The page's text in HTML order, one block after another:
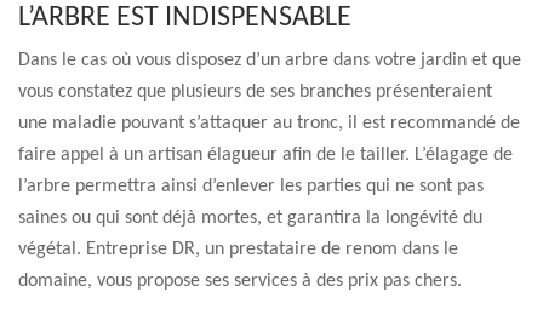
L’ARBRE EST INDISPENSABLE
Dans le cas où vous disposez d’un arbre dans votre jardin et que
vous constatez que plusieurs de ses branches présenteraient
une maladie pouvant s’attaquer au tronc, il est recommandé de
faire appel à un artisan élagueur afin de le tailler. L’élagage de
l’arbre permettra ainsi d’enlever les parties qui ne sont pas
saines ou qui sont déjà mortes, et garantira la longévité du
végétal. Entreprise DR, un prestataire de renom dans le
domaine, vous propose ses services à des prix pas chers.